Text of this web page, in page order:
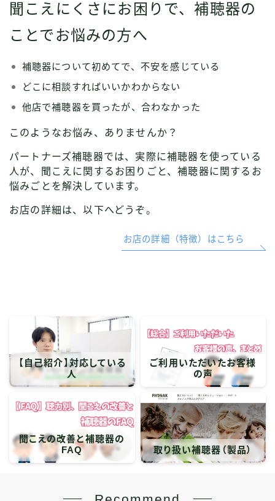
聞こえにくさにお困りで、補聴器の
ことでお悩みの方へ
補聴器について初めてで、不安を感じている
どこに相談すればいいかわからない
他店で補聴器を買ったが、合わなかった
このようなお悩み、ありませんか？
パートナーズ補聴器では、実際に補聴器を使っている
人が、聞こえに関するお困りごと、補聴器に関するお
悩みごとを解決しています。
お店の詳細は、以下へどうぞ。
お店の詳細（特徴）はこちら
【自己紹介】対応している
人
ご利用いただいたお客様
の声
聞こえの改善と補聴器の
FAQ
取り扱い補聴器（製品）